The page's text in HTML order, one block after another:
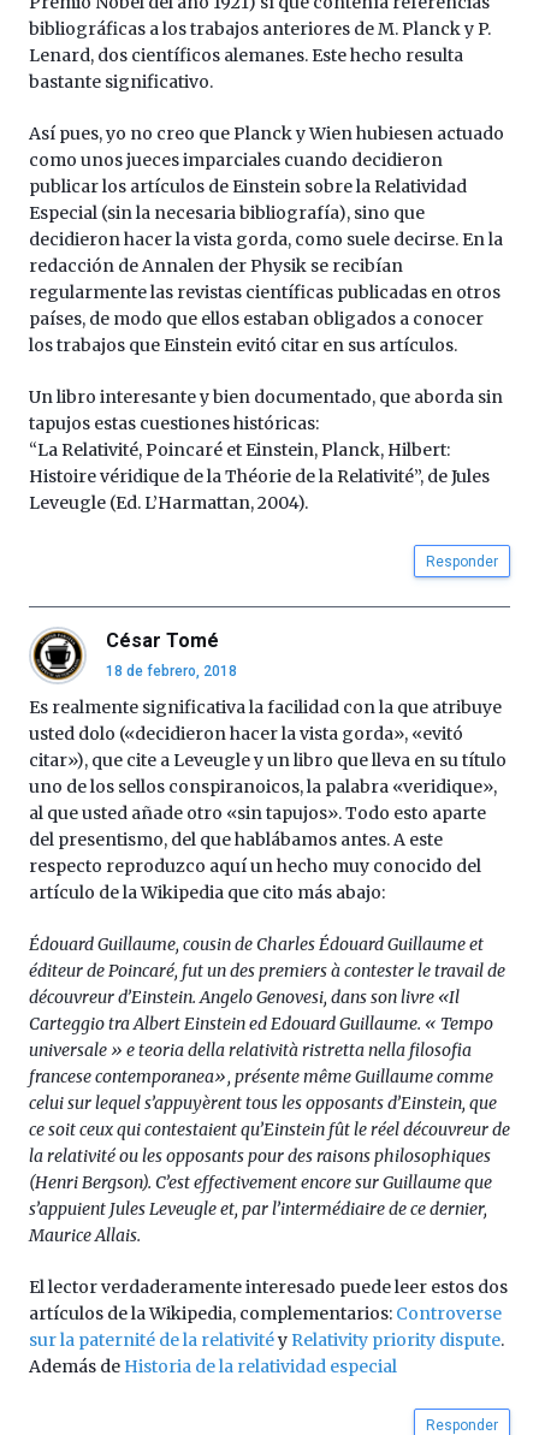
bibliográficas a los trabajos anteriores de M. Planck y P.
Lenard, dos científicos alemanes. Este hecho resulta
bastante significativo.
Así pues, yo no creo que Planck y Wien hubiesen actuado
como unos jueces imparciales cuando decidieron
publicar los artículos de Einstein sobre la Relatividad
Especial (sin la necesaria bibliografía), sino que
decidieron hacer la vista gorda, como suele decirse. En la
redacción de Annalen der Physik se recibían
regularmente las revistas científicas publicadas en otros
países, de modo que ellos estaban obligados a conocer
los trabajos que Einstein evitó citar en sus artículos.
Un libro interesante y bien documentado, que aborda sin
tapujos estas cuestiones históricas:
“La Relativité, Poincaré et Einstein, Planck, Hilbert:
Histoire véridique de la Théorie de la Relativité”, de Jules
Leveugle (Ed. L’Harmattan, 2004).
Responder
César Tomé
18 de febrero, 2018
Es realmente significativa la facilidad con la que atribuye
usted dolo («decidieron hacer la vista gorda», «evitó
citar»), que cite a Leveugle y un libro que lleva en su título
uno de los sellos conspiranoicos, la palabra «veridique»,
al que usted añade otro «sin tapujos». Todo esto aparte
del presentismo, del que hablábamos antes. A este
respecto reproduzco aquí un hecho muy conocido del
artículo de la Wikipedia que cito más abajo:
Édouard Guillaume, cousin de Charles Édouard Guillaume et
éditeur de Poincaré, fut un des premiers à contester le travail de
découvreur d’Einstein. Angelo Genovesi, dans son livre «Il
Carteggio tra Albert Einstein ed Edouard Guillaume. « Tempo
universale » e teoria della relatività ristretta nella filosofia
francese contemporanea», présente même Guillaume comme
celui sur lequel s’appuyèrent tous les opposants d’Einstein, que
ce soit ceux qui contestaient qu’Einstein fût le réel découvreur de
la relativité ou les opposants pour des raisons philosophiques
(Henri Bergson). C’est effectivement encore sur Guillaume que
s’appuient Jules Leveugle et, par l’intermédiaire de ce dernier,
Maurice Allais.
El lector verdaderamente interesado puede leer estos dos
artículos de la Wikipedia, complementarios: Controverse
sur la paternité de la relativitéy Relativity priority dispute.
Además de Historia de la relatividad especial
Responder